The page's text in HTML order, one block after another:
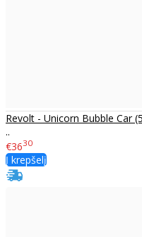
Revolt - Unicorn Bubble Car
..
€3630
Į krepšelį